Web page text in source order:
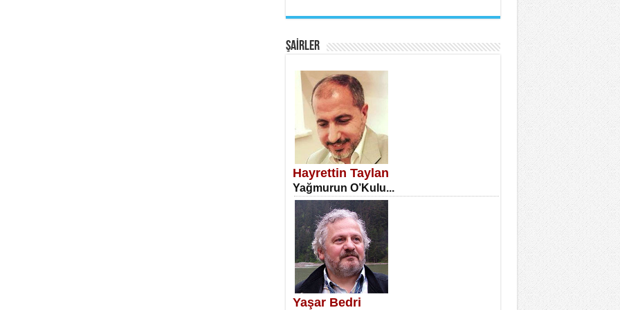
SATILMIŞ ÜMİT ÇETİNKAYA
Erkenlik...
NECLA DİLEK ARSLAN
Öğretmenler Günü Mahkemesi...
ŞAİRLER
Hayrettin Taylan
Yağmurun O’Kulu...
Yaşar Bedri